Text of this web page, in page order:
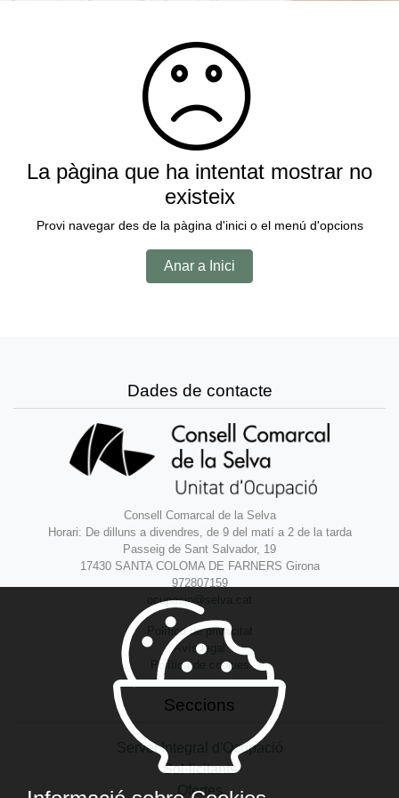
La pàgina que ha intentat mostrar no
existeix
Provi navegar des de la pàgina d'inici o el menú d'opcions
Anar a Inici
Dades de contacte
Consell Comarcal de la Selva
Horari: De dilluns a divendres, de 9 del matí a 2 de la tarda
Passeig de Sant Salvador, 19
17430 SANTA COLOMA DE FARNERS Girona
972807159
ocupacio@selva.cat
Política de privacitat
Avís legal
Política de cookies
Seccions
Servei Integral d'Ocupació
Sol·licitants
Ofertes